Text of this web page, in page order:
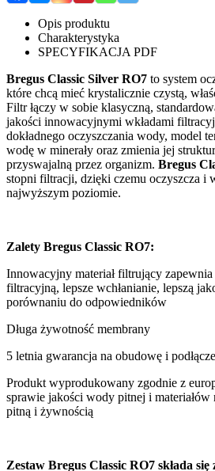
Opis produktu
Charakterystyka
SPECYFIKACJA PDF
Bregus Classic Silver RO7 to system
które chcą mieć krystalicznie czystą,
Filtr łączy w sobie klasyczną,
jakości innowacyjnymi wkładami
dokładnego oczyszczania wody, model
wodę w minerały oraz zmienia jej
przyswajalną przez organizm. Bregus
stopni filtracji, dzięki czemu oczyszcza i
najwyższym poziomie.
Zalety Bregus Classic RO7:
Innowacyjny materiał filtrujący
filtracyjną, lepsze wchłanianie, lepszą
porównaniu do odpowiedników
Długa żywotność membrany
5 letnia gwarancja na obudowę i
Produkt wyprodukowany zgodnie z
sprawie jakości wody pitnej i
pitną i żywnością
Zestaw Bregus Classic RO7 składa się